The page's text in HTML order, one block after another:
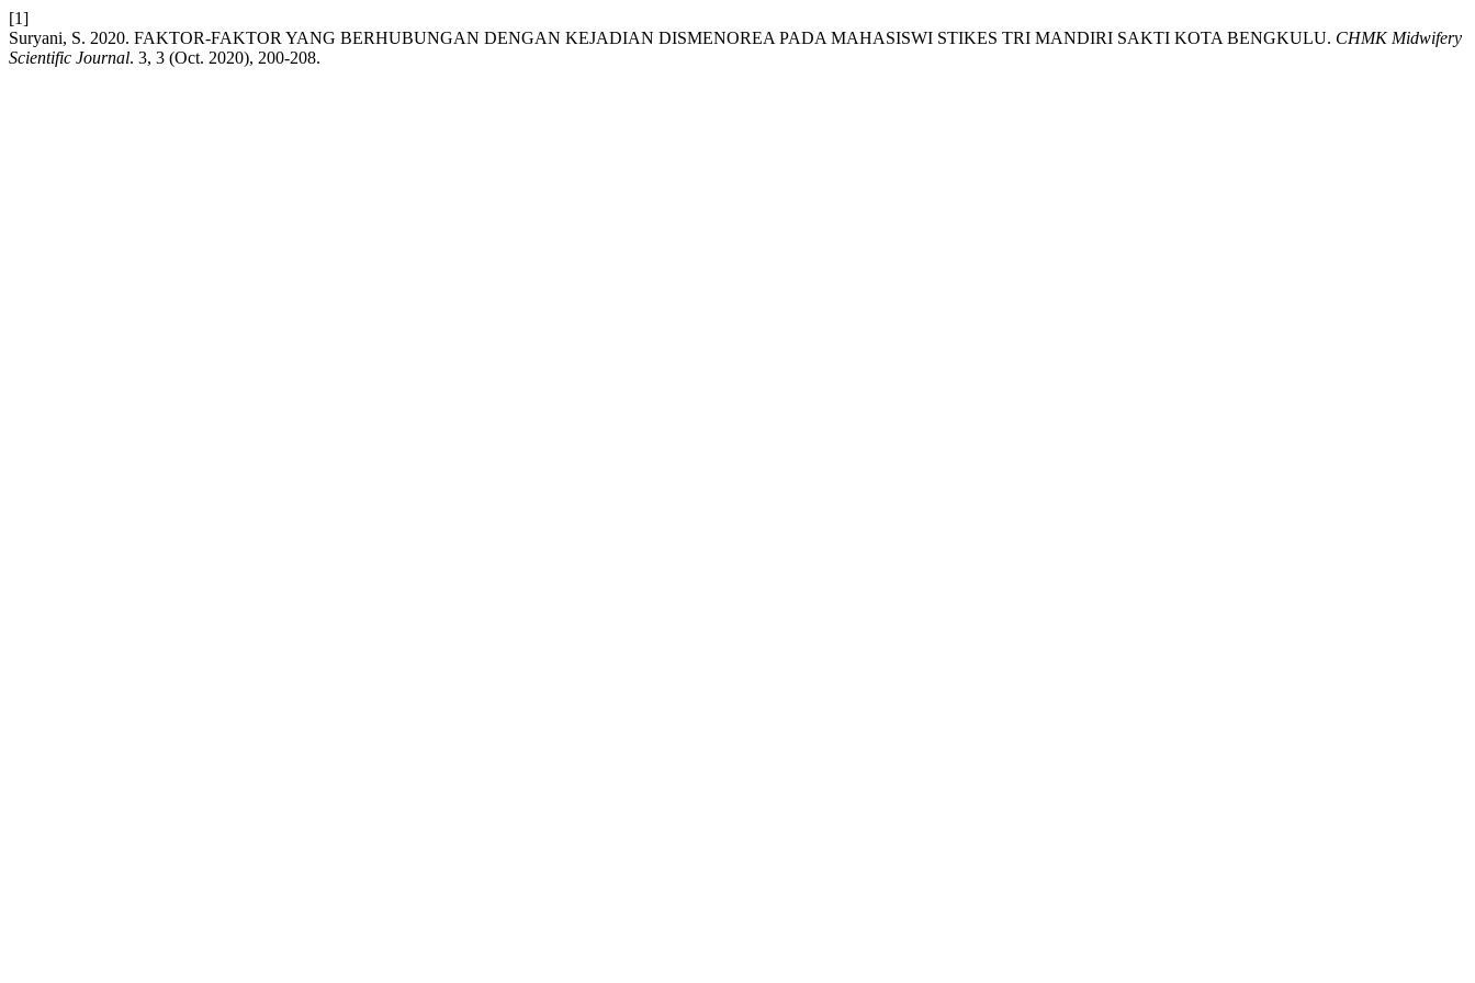
[1]
Suryani, S. 2020. FAKTOR-FAKTOR YANG BERHUBUNGAN DENGAN KEJADIAN DISMENOREA PADA MAHASISWI STIKES TRI MANDIRI SAKTI KOTA BENGKULU. CHMK Midwifery
Scientific Journal. 3, 3 (Oct. 2020), 200-208.